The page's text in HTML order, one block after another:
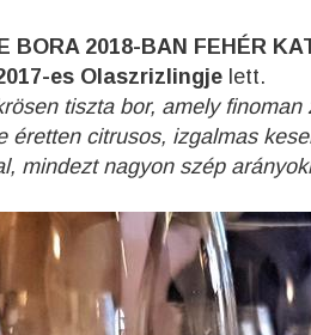
BORA 2018-BAN FEHÉR
es Olaszrizlingje lett.
tiszta bor, amely
éretten citrusos, izgalmas
mindezt nagyon szép